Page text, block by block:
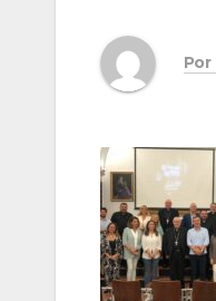
Por